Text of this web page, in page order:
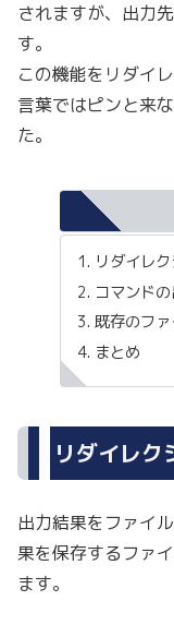
されますが、出力
す。
この機能をリダイ
言葉ではピンと来
た。
リダイレ
コマンド
既存のフ
まとめ
リダイレク
出力結果をファイ
果を保存するファ
ます。